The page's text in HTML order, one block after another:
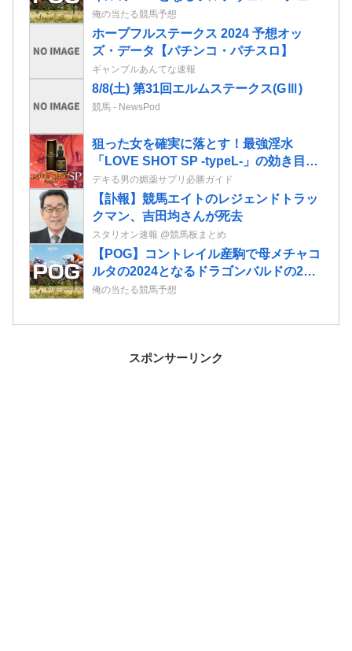
2歳情報
俺の当たる競馬予想
ホープフルステークス 2024 予想オッ
ズ・データ【パチンコ・パチスロ】
ギャンブルあんてな速報
8/8(土) 第31回エルムステークス(GⅢ)
競馬 - NewsPod
狙った女を確実に落とす！最強淫水
「LOVE SHOT SP -typeL-」の効き目が
マジでヤバい！
デキる男の媚薬サプリ必勝ガイド
【訃報】競馬エイトのレジェンドトラッ
クマン、吉田均さんが死去
スタリオン速報 @競馬板まとめ
【POG】コントレイル産駒で母メチャコ
ルタの2024となるドラゴンバルドの2歳
情報
俺の当たる競馬予想
スポンサーリンク